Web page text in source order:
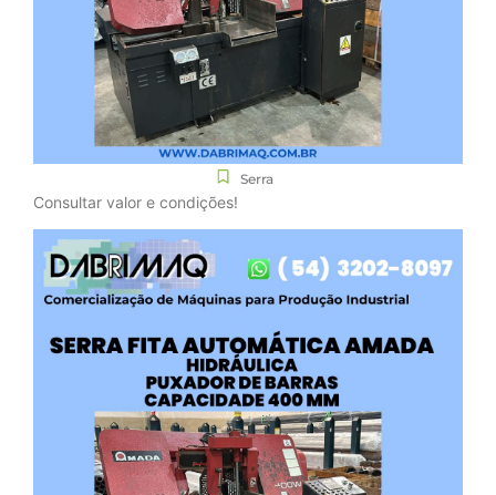
Serra
Consultar valor e condições!